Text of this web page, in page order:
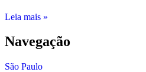
Leia mais »
Navegação
São Paulo